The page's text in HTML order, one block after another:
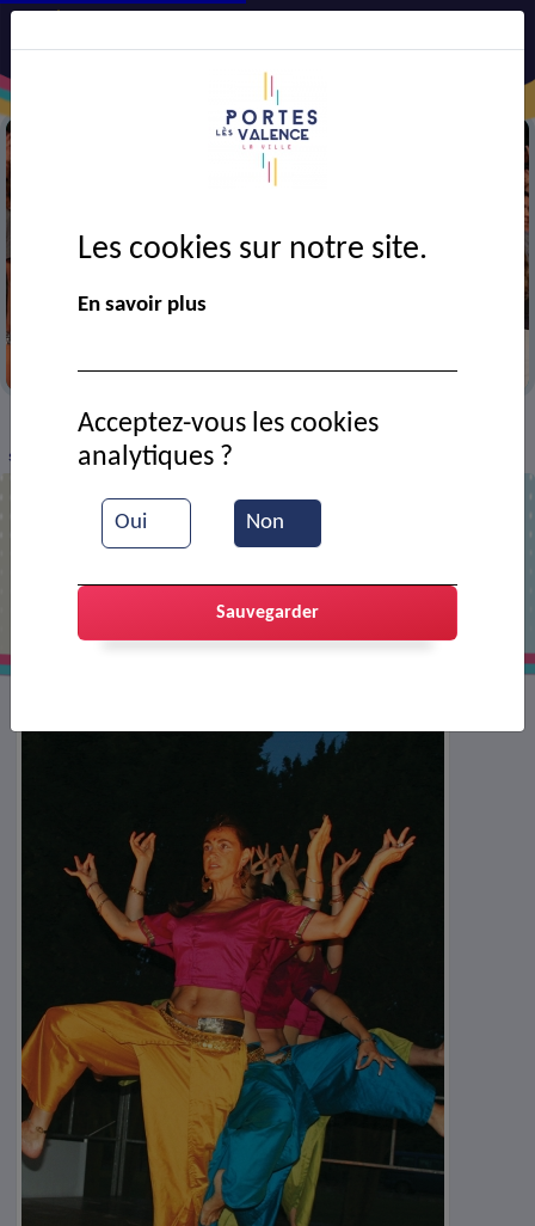
> VIE MUNICIPALE > Ressources documentaires
spectacle boliwood
Les cookies sur notre site.
En savoir plus
Oui Non
Acceptez-vous les cookies
analytiques ?
Sauvegarder